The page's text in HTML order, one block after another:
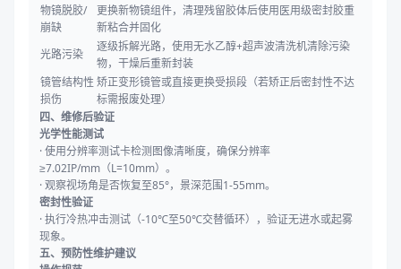
物镜脱胶/
崩缺
更换新物镜组件，清理残留胶体后使用医用级密封胶重
新粘合并固化
光路污染
逐级拆解光路，使用无水乙醇+超声波清洗机清除污染
物，干燥后重新封装
镜管结构性
损伤
矫正变形镜管或直接更换受损段（若矫正后密封性不达
标需报废处理）
四、维修后验证
光学性能测试
· 使用分辨率测试卡检测图像清晰度，确保分辨率
≥7.02IP/mm（L=10mm）。
· 观察视场角是否恢复至85°，景深范围1-55mm。
密封性验证
· 执行冷热冲击测试（-10℃至50℃交替循环），验证无进水或起雾
现象。
五、预防性维护建议